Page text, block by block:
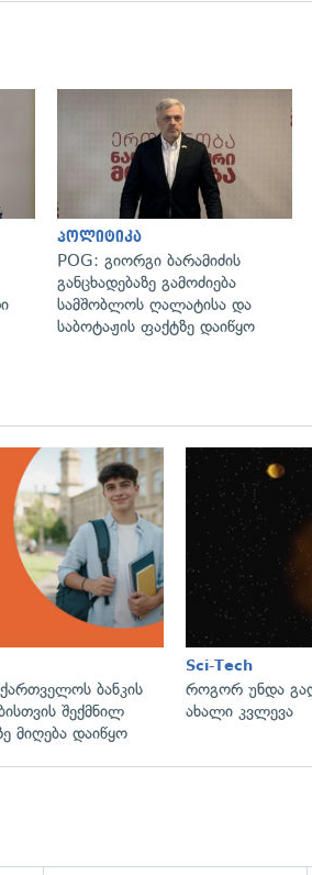
პოლიტიკა
POG: გიორგი ბარამიძის
განცხადებაზე გამოძიება
სამშობლოს ღალატისა და
საბოტაჟის ფაქტზე დაიწყო
ბანკის
შექმნილ
მიღება დაიწყო
Sci-Tech
როგორ უნდა
ახალი კვლევა